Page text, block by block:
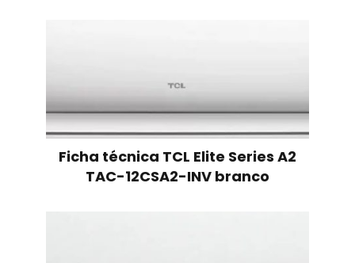
Ficha técnica TCL Elite Series A2
TAC-12CSA2-INV branco